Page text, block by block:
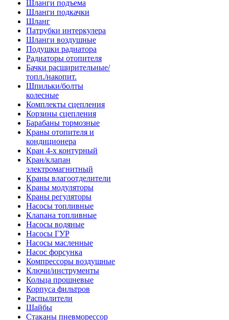
Шланги подъема
Шланги подкачки
Шланг
Патрубки интеркулера
Шланги воздушные
Подушки радиатора
Радиаторы отопителя
Бачки расширительные/
топл./накопит.
Шпильки/болты
колесные
Комплекты сцепления
Корзины сцепления
Барабаны тормозные
Краны отопителя и
кондиционера
Кран 4-х контурный
Кран/клапан
электромагнитный
Краны влагоотделители
Краны модуляторы
Краны регуляторы
Насосы топливные
Клапана топливные
Насосы водяные
Насосы ГУР
Насосы масленные
Насос форсунка
Компрессоры воздушные
Ключи/инструменты
Кольца прошневые
Корпуса фильтров
Распылители
Шайбы
Стаканы пневморессор